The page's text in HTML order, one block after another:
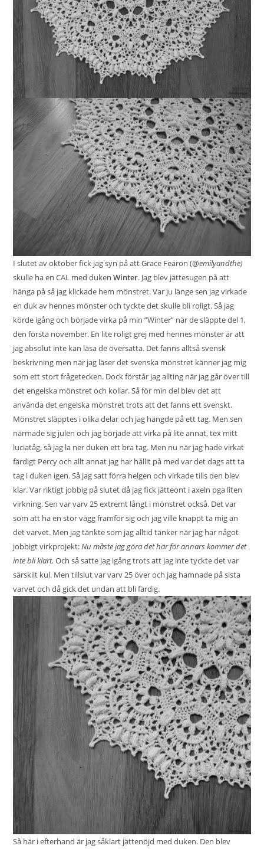
I slutet av oktober fick jag syn på att Grace Fearon (@emilyandthe)
skulle ha en CAL med dukenWinter. Jag blev jättesugen på att
hänga på så jag klickade hem mönstret. Var ju länge sen jag virkade
en duk av hennes mönster och tyckte det skulle bli roligt. Så jag
körde igång och började virka på min ”Winter” när de släppte del 1,
den första november. En lite roligt grej med hennes mönster är att
jag absolut inte kan läsa de översatta. Det fanns alltså svensk
beskrivning men när jag läser det svenska mönstret känner jag mig
som ett stort frågetecken. Dock förstår jag allting när jag går över till
det engelska mönstret och kollar. Så för min del blev det att
använda det engelska mönstret trots att det fanns ett svenskt.
Mönstret släpptes i olika delar och jag hängde på ett tag. Men sen
närmade sig julen och jag började att virka på lite annat, tex mitt
luciatåg, så jag la ner duken ett bra tag. Men nu när jag hade virkat
färdigt Percyoch allt annat jag har hållit på med var det dags att ta
tag i duken igen. Så jag satt förra helgen och virkade tills den blev
klar. Var riktigt jobbig på slutet då jag fick jätteont i axeln pga liten
virkning. Sen var varv 25 extremt långt i mönstret också. Det var
som att ha en stor vägg framför sig och jag ville knappt ta mig an
det varvet. Men jag tänkte som jag alltid tänker när jag har något
jobbigt virkprojekt:Nu måste jag göra det här för annars kommer det
inte bli klart. Och så satte jag igång trots att jag inte tyckte det var
särskilt kul. Men tillslut var varv 25 över och jag hamnade på sista
varvet och då gick det undan att bli färdig.
Så här i efterhand är jag såklart jättenöjd med duken. Den blev